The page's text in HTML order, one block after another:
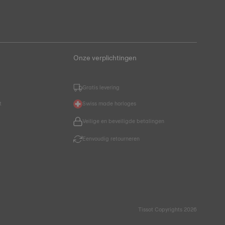
Onze verplichtingen
Gratis levering
Swiss made horloges
Veilige en beveiligde betalingen
Eenvoudig retourneren
Tissot Copyrights 2026